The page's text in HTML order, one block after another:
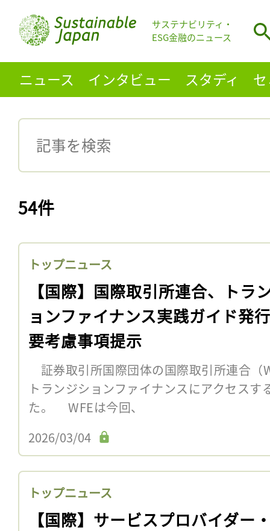
サステナビリティ・
ESG金融のニュース
ニュース インタビュー スタディ
54件
トップニュース
【国際】国際取引所連合、トラ
ョンファイナンス実践ガイド発
要考慮事項提示
証券取引所国際団体の国際取引所連合（
トランジションファイナンスにアクセス
た。 WFEは今回、
2026/03/04
トップニュース
【国際】サービスプロバイダー